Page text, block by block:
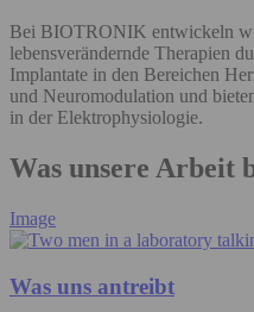
Bei BIOTRONIK entwickeln
lebensverändernde Therapien
Implantate in den Bereichen
und Neuromodulation und
in der Elektrophysiologie.
Was unsere Arbeit
Image
Was uns antreibt